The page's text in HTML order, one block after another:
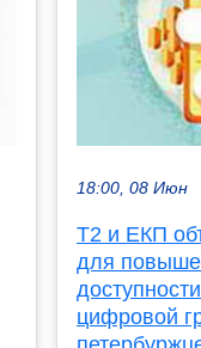
18:00, 08 Июн
Т2 и ЕКП
для
цифровой